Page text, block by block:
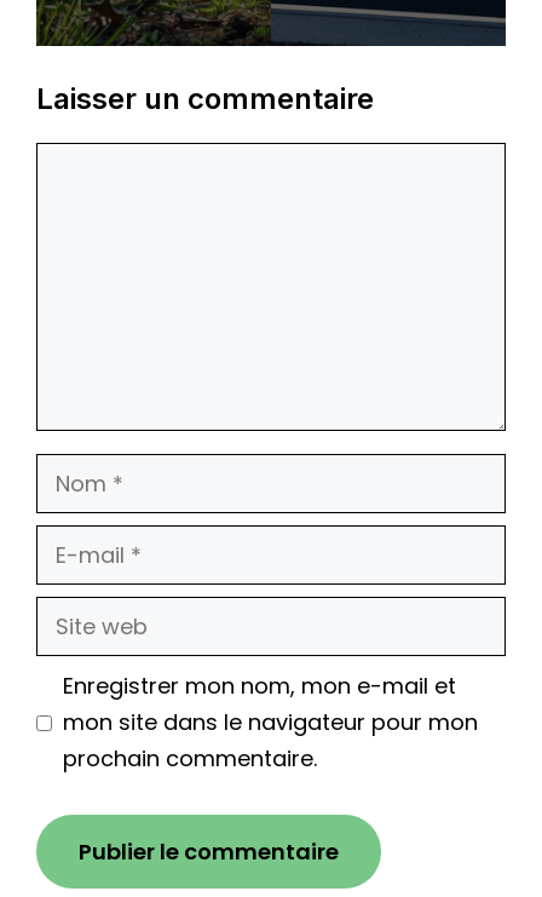
Laisser un commentaire
Nom
E-
mail
Site
web
Enregistrer mon nom, mon e-mail et
mon site dans le navigateur pour mon
prochain commentaire.